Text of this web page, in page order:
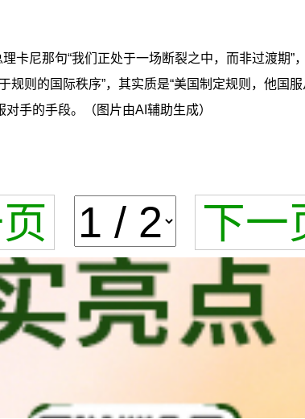
卡尼那句“我们正处于一场断裂之中，而非过渡期
则的国际秩序”，其实质是“美国制定规则，他国
手的手段。（图片由AI辅助生成）
下一